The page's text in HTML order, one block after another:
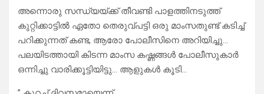
അന്നൊരു സന്ധ്യയ്ക്ക് തീവണ്ടി പാളത്തിനടുത്ത്
കുറ്റിക്കാട്ടിൽ ഏതോ തെരുവ്പട്ടി ഒരു മാംസതുണ്ട് കടിച്ച്
പറിക്കുന്നത് കണ്ട, ആരോ പോലീസിനെ അറിയിച്ചു…
പലയിടത്തായി കിടന്ന മാംസ കഷ്ണങ്ങൾ പോലീസുകാർ
ഒന്നിച്ചു വാരിക്കൂട്ടിയിട്ടു… ആളുകൾ കൂടി…